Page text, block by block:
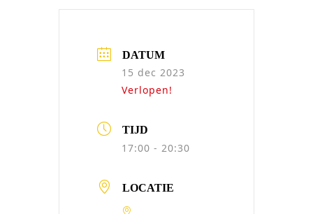
DATUM
15 dec 2023
Verlopen!
TIJD
17:00 - 20:30
LOCATIE